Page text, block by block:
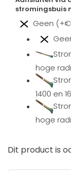
stromingsbuis
Geen
hoge
1400 en
hoge
Dit product is